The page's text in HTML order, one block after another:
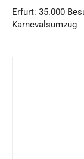
Erfurt: 35.000
Karnevalsumzug